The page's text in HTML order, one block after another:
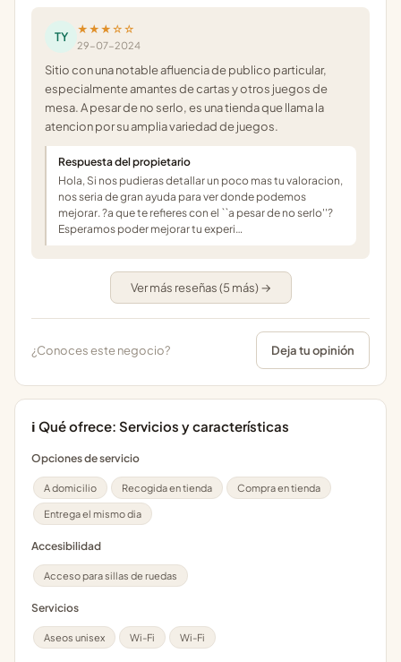
TY
★★★☆☆
29-07-2024
Sitio con una notable afluencia de publico particular,
especialmente amantes de cartas y otros juegos de
mesa. A pesar de no serlo, es una tienda que llama la
atencion por su amplia variedad de juegos.
Respuesta del propietario
Hola, Si nos pudieras detallar un poco mas tu valoracion,
nos seria de gran ayuda para ver donde podemos
mejorar. ?a que te refieres con el ``a pesar de no serlo''?
Esperamos poder mejorar tu experi…
Ver más reseñas (5 más) →
¿Conoces este negocio? Deja tu opinión
ℹ️ Qué ofrece: Servicios y características
Opciones de servicio
A domicilio Recogida en tienda Compra en tienda
Entrega el mismo dia
Accesibilidad
Acceso para sillas de ruedas
Servicios
Aseos unisex Wi-Fi Wi-Fi